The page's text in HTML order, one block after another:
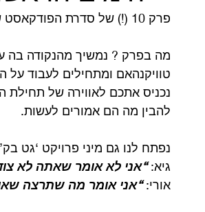
The Beatles - White Album
קאברים סרטים
פרק 10 (!) של סדרת הפודקאסט שלנו “ביטלמניקס מדברים ביטלס”.
מה בפרק ? נמשיך מהנקודה בה
טוויקנהאם ומתחילים לעבוד על
נכניס אתכם לאווירה של
להבין מה הם אמורים לעשות.
נפתח לנו גם מיני פרויקט ‘גט
גיא: “אני לא אומר שאתה לא
אורי: “אני אומר מה שתרצה